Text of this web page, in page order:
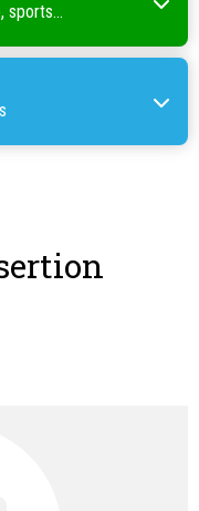
sports...